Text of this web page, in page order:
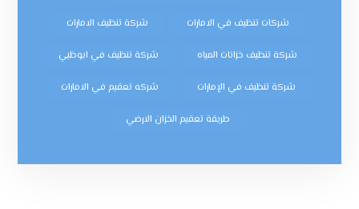
شركات تنظيف في الامارات شركة تنظيف الامارات
شركة تنظيف خزانات المياه شركة تنظيف في ابوظبي
شركة تنظيف في الإمارات شركه تعقيم في الامارات
طريقة تعقيم الخزان الارضي